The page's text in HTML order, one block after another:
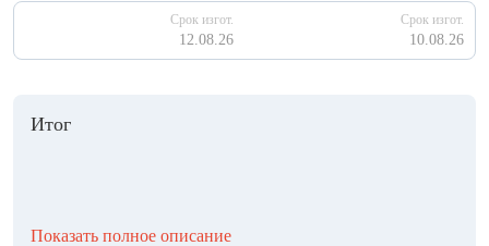
Срок изгот.
12.08.26
Срок изгот.
10.08.26
Итог
Показать полное описание